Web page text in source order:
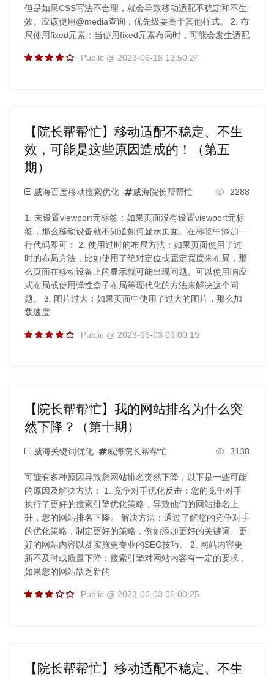
但是如果CSS写法不合理，就会导致移动适配不稳定和不生
效。应该使用@media查询，优先级要高于其他样式。 2. 布
局使用fixed元素：当使用fixed元素布局时，可能会发生适配
Public @ 2023-06-18 13:50:24
【院长帮帮忙】移动适配不稳定、不生
效，可能是这些原因造成的！（第五
期）
威海百度移动搜索优化 威海院长帮帮忙 2288
1. 未设置viewport元标签：如果页面没有设置viewport元标
签，那么移动设备就不知道如何显示页面。在标签中添加一
行代码即可： 2. 使用过时的布局方法：如果页面使用了过
时的布局方法，比如使用了绝对定位或固定宽度来布局，那
么页面在移动设备上的显示就可能出现问题。可以使用响应
式布局或使用弹性盒子布局等现代化的方法来解决这个问
题。 3. 图片过大：如果页面中使用了过大的图片，那么加
载速度
Public @ 2023-06-03 09:00:19
【院长帮帮忙】我的网站排名为什么突
然下降？（第十期）
威海关键词优化 威海院长帮帮忙 3138
可能有多种原因导致您网站排名突然下降，以下是一些可能
的原因及解决方法： 1. 竞争对手优化反击：您的竞争对手
执行了更好的搜索引擎优化策略，导致他们的网站排名上
升，您的网站排名下降。 解决方法：通过了解您的竞争对手
的优化策略，制定更好的策略，例如添加更好的关键词、更
好的网站内容以及实施更专业的SEO技巧。 2. 网站内容更
新不及时或质量下降：搜索引擎对网站内容有一定的要求，
如果您的网站缺乏新的
Public @ 2023-06-03 06:00:25
【院长帮帮忙】移动适配不稳定、不生